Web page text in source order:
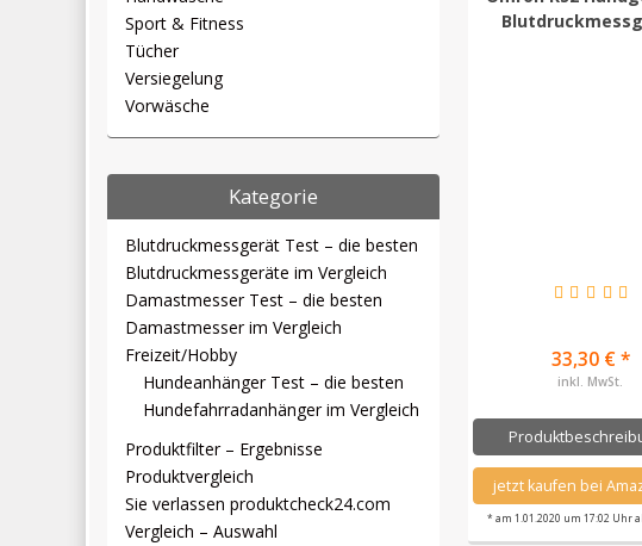
Sport & Fitness
Tücher
Versiegelung
Vorwäsche
Kategorie
Blutdruckmessgerät Test – die besten
Blutdruckmessgeräte im Vergleich
Damastmesser Test – die besten
Damastmesser im Vergleich
Freizeit/Hobby
Hundeanhänger Test – die besten
Hundefahrradanhänger im Vergleich
Produktfilter – Ergebnisse
Produktvergleich
Sie verlassen produktcheck24.com
Vergleich – Auswahl
33,30 € *
inkl. MwSt.
jetzt kaufen bei
* am 1.01.2020 um 17:02 Uhr